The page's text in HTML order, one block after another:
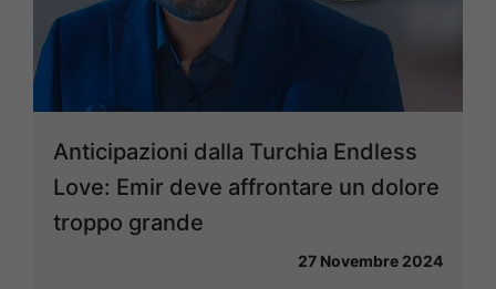
Anticipazioni dalla Turchia Endless
Love: Emir deve affrontare un dolore
troppo grande
27 Novembre 2024